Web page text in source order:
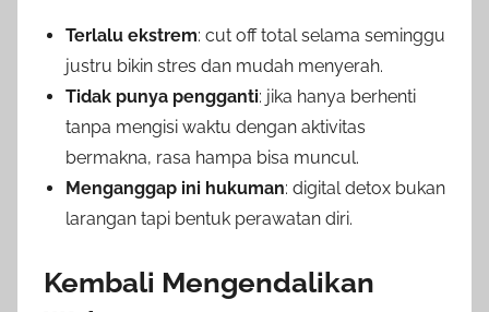
Terlalu ekstrem: cut off total selama seminggu
justru bikin stres dan mudah menyerah.
Tidak punya pengganti: jika hanya berhenti
tanpa mengisi waktu dengan aktivitas
bermakna, rasa hampa bisa muncul.
Menganggap ini hukuman: digital detox bukan
larangan tapi bentuk perawatan diri.
Kembali Mengendalikan